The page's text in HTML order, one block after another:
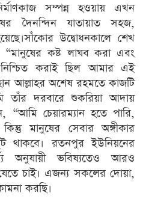
সম্পন্ন হওয়ায় এখন
দৈনন্দিন যাতায়াত সহজ,
উদ্বোধনকালে শেখ
কষ্ট লাঘব করা এবং
করাই ছিল আমার এই
আল্লাহর অশেষ রহমতে কাজটি
তাঁর দরবারে শুকরিয়া আদায়
“আমি চেয়ারম্যান হতে পারি,
মানুষের সেবার অঙ্গীকার
থাকবে। রতনপুর ইউনিয়নের
অনুযায়ী ভবিষ্যতেও আরও
চাই। এজন্য সকলের দোয়া,
করছি।